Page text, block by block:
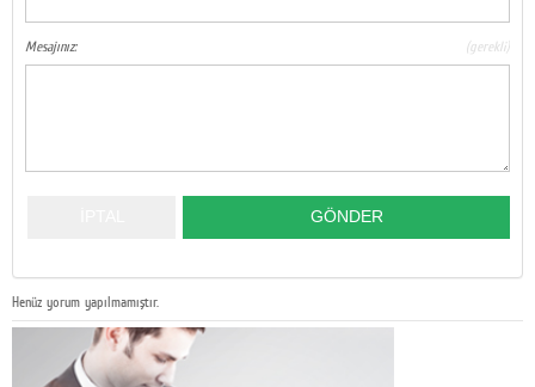
Mesajınız: (gerekli)
Henüz yorum yapılmamıştır.